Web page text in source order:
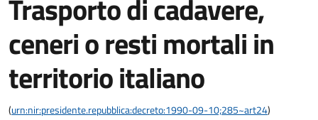
Trasporto di cadavere,
ceneri o resti mortali in
territorio italiano
(urn:nir:presidente.repubblica:decreto:1990-09-10;285~art24)